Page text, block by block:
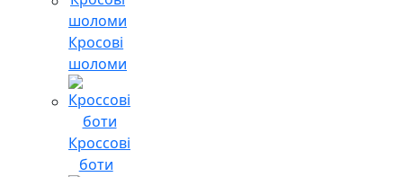
Кросові
шоломи
Кроссові
боти